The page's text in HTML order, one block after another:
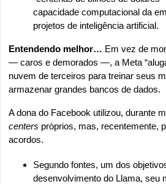
capacidade computacional da
projetos de inteligência artificial.
Entendendo melhor… Em vez de
— caros e demorados —, a Meta
nuvem de terceiros para treinar seus
armazenar grandes bancos de dados.
A dona do Facebook utilizou, durante
centers próprios, mas, recentemente,
acordos.
Segundo fontes, um dos
desenvolvimento do Llama, seu